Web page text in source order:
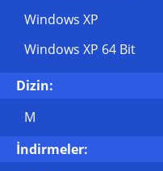
Windows XP
Windows XP 64 Bit
Dizin:
M
İndirmeler: